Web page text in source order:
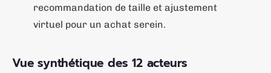
recommandation de taille et ajustement
virtuel pour un achat serein.
Vue synthétique des 12 acteurs